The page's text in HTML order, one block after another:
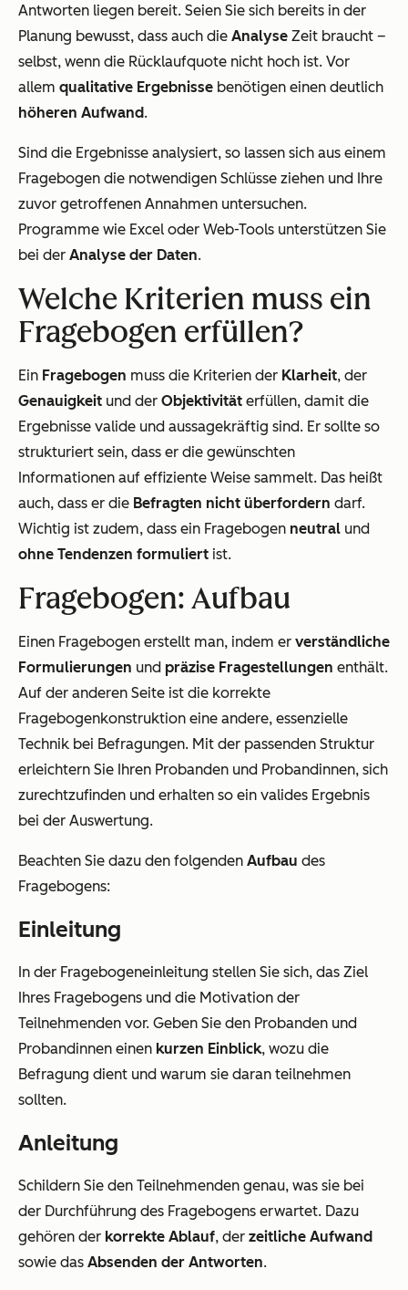
Antworten liegen bereit. Seien Sie sich bereits in der
Planung bewusst, dass auch die Analyse Zeit braucht –
selbst, wenn die Rücklaufquote nicht hoch ist. Vor
allem qualitative Ergebnisse benötigen einen deutlich
höheren Aufwand.
Sind die Ergebnisse analysiert, so lassen sich aus einem
Fragebogen die notwendigen Schlüsse ziehen und Ihre
zuvor getroffenen Annahmen untersuchen.
Programme wie Excel oder Web-Tools unterstützen Sie
bei der Analyse der Daten.
Welche Kriterien muss ein
Fragebogen erfüllen?
Ein Fragebogen muss die Kriterien der Klarheit, der
Genauigkeit und der Objektivität erfüllen, damit die
Ergebnisse valide und aussagekräftig sind. Er sollte so
strukturiert sein, dass er die gewünschten
Informationen auf effiziente Weise sammelt. Das heißt
auch, dass er die Befragten nicht überfordern darf.
Wichtig ist zudem, dass ein Fragebogen neutral und
ohne Tendenzen formuliert ist.
Fragebogen: Aufbau
Einen Fragebogen erstellt man, indem er verständliche
Formulierungen und präzise Fragestellungen enthält.
Auf der anderen Seite ist die korrekte
Fragebogenkonstruktion eine andere, essenzielle
Technik bei Befragungen. Mit der passenden Struktur
erleichtern Sie Ihren Probanden und Probandinnen, sich
zurechtzufinden und erhalten so ein valides Ergebnis
bei der Auswertung.
Beachten Sie dazu den folgenden Aufbau des
Fragebogens:
Einleitung
In der Fragebogeneinleitung stellen Sie sich, das Ziel
Ihres Fragebogens und die Motivation der
Teilnehmenden vor. Geben Sie den Probanden und
Probandinnen einen kurzen Einblick, wozu die
Befragung dient und warum sie daran teilnehmen
sollten.
Anleitung
Schildern Sie den Teilnehmenden genau, was sie bei
der Durchführung des Fragebogens erwartet. Dazu
gehören der korrekte Ablauf, der zeitliche Aufwand
sowie das Absenden der Antworten.